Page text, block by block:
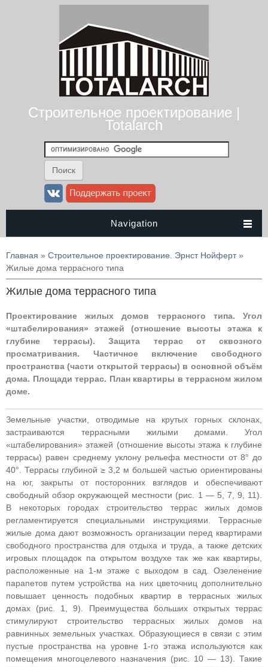
Строительное проектирование |
Totalarch
Navigation
Вы здесь
Главная » Строительное проектирование. Эрнст Нойферт»
Жилые дома террасного типа
Жилые дома террасного типа
Проектирование жилых домов террасного типа. Угол
«штабелирования» этажей (отношение высоты этажа к
глубине террасы). Защита террас от сквозного
просматривания. Частичное включение свободного
пространства (части открытой террасы) в основной объём
дома. Площади террас. План квартиры в террасном жилом
доме.
Земельные участки, отводимые на крутых горных склонах,
застраиваются террасными жилыми домами. Угол
«штабелирования» этажей (отношение высоты этажа к глубине
террасы) равен среднему уклону рельефа местности от 8° до
40°. Террасы глубиной ≥ 3,2 м большей частью ориентированы
на юг, закрыты от посторонних взглядов и обеспечивают
свободный обзор окружающей местности (рис. 1 — 5, 7, 9, 11).
В некоторых городах строительство террас жилых домов
регламентируется специальными инструкциями. Террасные
жилые дома дают возможность организации перед квартирами
свободного пространства для отдыха и труда, а также детских
игровых площадок па открытом воздухе так же как квартиры,
расположенные на 1-м этаже с выходом в сад. Озеленение
парапетов путем устройства на них цветочниц дополнительно
повышает ценность подобных квартир в террасных жилых
домах (рис. 1, 9). Преимущества больших открытых террас
стимулируют строительство террасных жилых домов на
равнинных земельных участках. Образующиеся в связи с этим
пустые пространства на уровне 1-го этажа используются как
помещения многоцелевого назначения (рис. 10 — 13). Такие